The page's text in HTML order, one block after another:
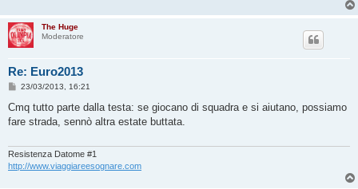
o
The Huge
Moderatore
Re: Euro2013
M
s
a
i
o
23/03/2013, 16:21
Cmq tutto parte dalla testa: se giocano di squadra e si aiutano, possiamo
fare strada, sennò altra estate buttata.
Resistenza Datome #1
http://www.viaggiareesognare.com